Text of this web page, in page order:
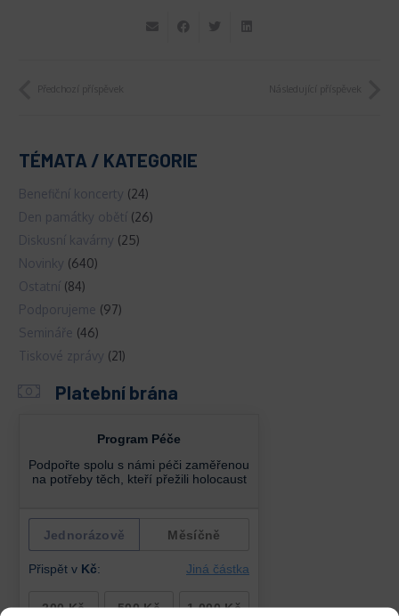
Předchozí příspěvek Následující příspěvek
TÉMATA / KATEGORIE
Benefiční koncerty (24)
Den památky obětí (26)
Diskusní kavárny (25)
Novinky (640)
Ostatní (84)
Podporujeme (97)
Semináře (46)
Tiskové zprávy (21)
Platební brána